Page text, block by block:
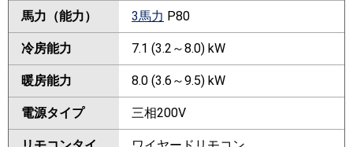
馬力（能力） 3馬力 P80
冷房能力 7.1 (3.2～8.0) kW
暖房能力 8.0 (3.6～9.5) kW
電源タイプ 三相200V